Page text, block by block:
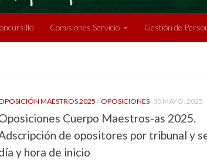
Comisiones Servicio Gestión de
MAESTROS 2025/OPOSICIONES 30 MAYO, 2025
Cuerpo Maestros-as 2025.
de opositores por tribunal y
y hora de inicio